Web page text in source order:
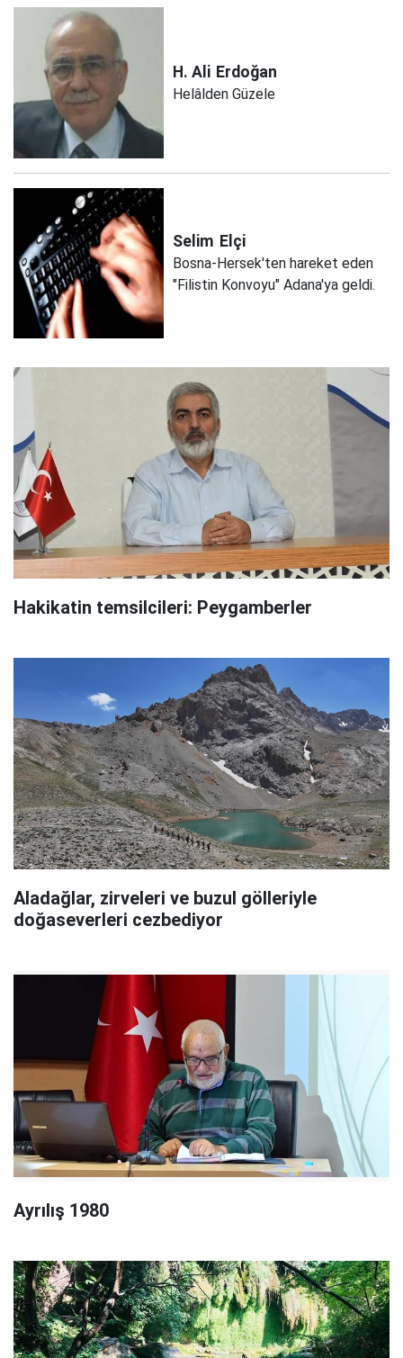
H. Ali Erdoğan
Helâlden Güzele
Selim Elçi
Bosna-Hersek'ten hareket eden
"Filistin Konvoyu" Adana'ya geldi.
Hakikatin temsilcileri: Peygamberler
Aladağlar, zirveleri ve buzul gölleriyle
doğaseverleri cezbediyor
Ayrılış 1980